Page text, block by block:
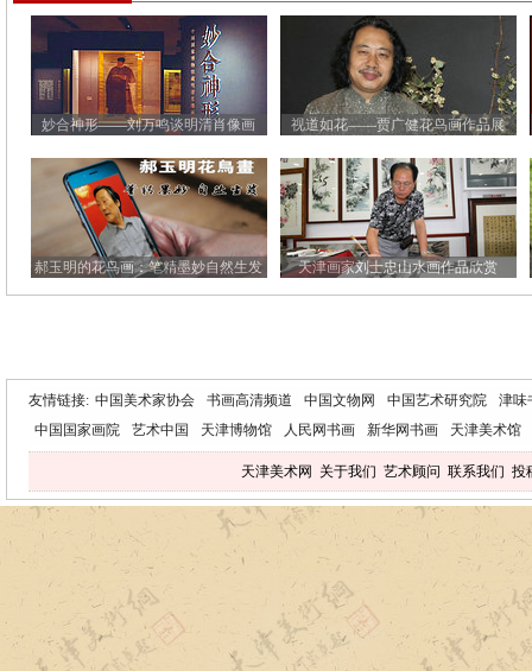
妙合神形——刘万鸣谈明清肖像画 视道如花——贾广健花鸟画作品展
郝玉明的花鸟画：笔精墨妙自然生发 天津画家刘士忠山水画作品欣赏
友情链接: 中国美术家协会 书画高清频道 中国文物网 中国艺术研究院
津味
中国国家画院
艺术中国 天津博物馆 人民网书画 新华网书画 天津美术馆
天津美术网 关于我们 艺术顾问 联系我们 投